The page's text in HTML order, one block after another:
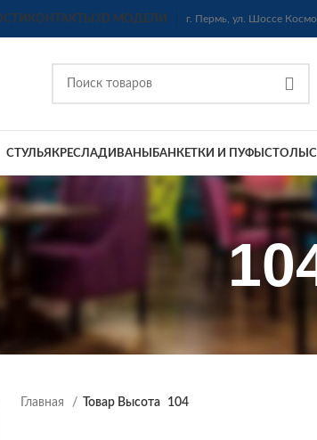
КОНТАКТЫ 3D МОДЕЛИ г. Пермь, ул. Шоссе
СТУЛЬЯ КРЕСЛАДИВАНЫ БАНКЕТКИ И ПУФЫ СТОЛЫ
Главная Товар Высота 104